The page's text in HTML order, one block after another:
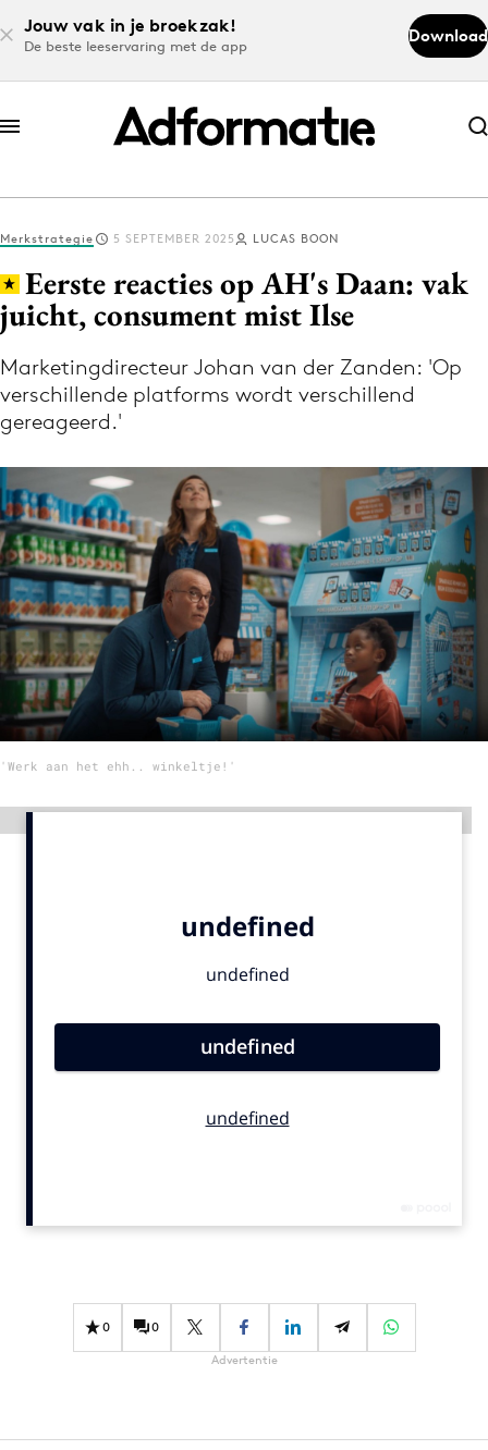
Jouw vak in je broekzak!
De beste leeservaring met de app
Download
Abonneer nu
Abonneer nu
Log in
Volg het laatste nieuws via de Adformatie
Nieuws app
Menu
Home
9 sept: GenAI-training
12 nov: MarketingLive!
Adverteren
Events
Vacatures
Campagnes
Design
Effectiviteit
Gedragsverandering
Merkstrategie 5 SEPTEMBER 2025 LUCAS BOON
Eerste reacties op AH's Daan: vak
juicht, consument mist Ilse
Marketingdirecteur Johan van der Zanden: 'Op
verschillende platforms wordt verschillend
gereageerd.'
'Werk aan het ehh.. winkeltje!'
0 0
Advertentie